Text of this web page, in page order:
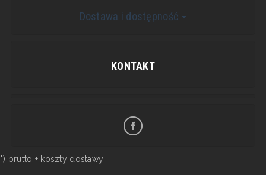
Dostawa i dostępność
KONTAKT
*) brutto + koszty dostawy